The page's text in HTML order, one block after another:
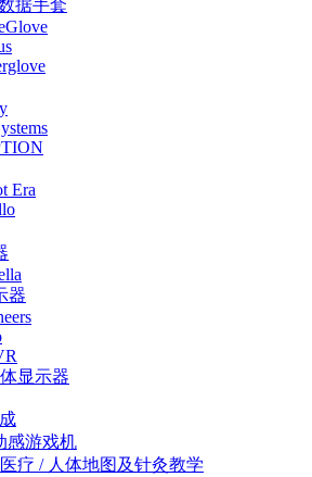
据手套
Era
器
显示器
感游戏机
疗 / 人体地图及针灸教学